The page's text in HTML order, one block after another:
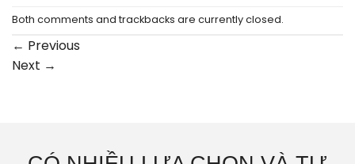
Both comments and trackbacks are currently closed.
← Previous
Next →